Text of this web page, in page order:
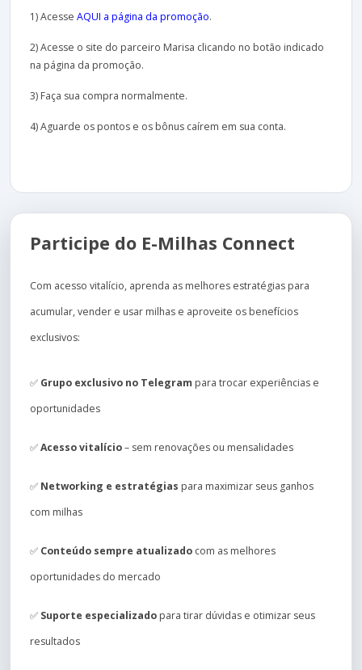
1) Acesse AQUI a página da promoção.
2) Acesse o site do parceiro Marisa clicando no botão indicado
na página da promoção.
3) Faça sua compra normalmente.
4) Aguarde os pontos e os bônus caírem em sua conta.
Participe do E-Milhas Connect
Com acesso vitalício, aprenda as melhores estratégias para
acumular, vender e usar milhas e aproveite os benefícios
exclusivos:
✅ Grupo exclusivo no Telegram para trocar experiências e
oportunidades
✅Acesso vitalício– sem renovações ou mensalidades
✅ Networking e estratégias para maximizar seus ganhos
com milhas
✅ Conteúdo sempre atualizado com as melhores
oportunidades do mercado
✅ Suporte especializado para tirar dúvidas e otimizar seus
resultados